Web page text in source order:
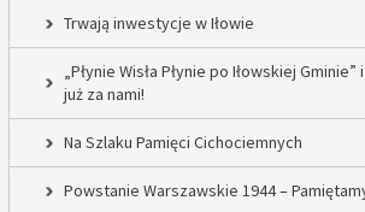
Trwają inwestycje w Iłowie
„Płynie Wisła Płynie po Iłowskiej Gminie” i
już za nami!
Na Szlaku Pamięci Cichociemnych
Powstanie Warszawskie 1944 –